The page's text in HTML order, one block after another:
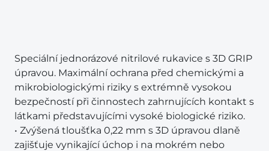
Speciální jednorázové nitrilové rukavice s 3D GRIP
úpravou. Maximální ochrana před chemickými a
mikrobiologickými riziky s extrémně vysokou
bezpečností při činnostech zahrnujících kontakt s
látkami představujícími vysoké biologické riziko.
• Zvýšená tloušťka 0,22 mm s 3D úpravou dlaně
zajišťuje vynikající úchop i na mokrém nebo